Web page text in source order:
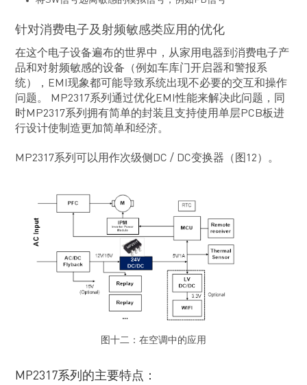
针对消费电子及射频敏感类应用的优化
在这个电子设备遍布的世界中，从家用电器到消费电子产
品和对射频敏感的设备（例如车库门开启器和警报系
统），EMI现象都可能导致系统出现不必要的交互和操作
问题。 MP2317系列通过优化EMI性能来解决此问题，同
时MP2317系列拥有简单的封装且支持使用单层PCB板进
行设计使制造更加简单和经济。
MP2317系列可以用作次级侧DC / DC变换器（图12）。
图十二：在空调中的应用
MP2317系列的主要特点：